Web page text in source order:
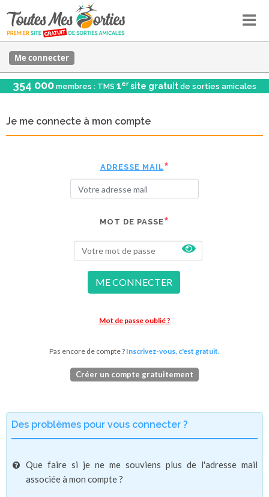
Me connecter
354 000 membres : TMS 1er site gratuit de sorties amicales
Je me connecte à mon compte
ADRESSE MAIL
MOT DE PASSE
ME CONNECTER
Mot de passe oublié ?
Pas encore de compte ? Inscrivez-vous, c'est gratuit.
Créer un compte gratuitement
Des problèmes pour vous connecter ?
Que faire si je ne me souviens plus de l'adresse mail
associée à mon compte ?